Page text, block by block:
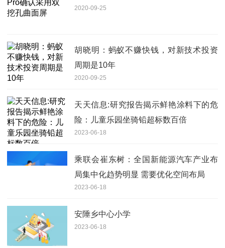
2020-09-25
胡晓明：蚂蚁不赚快钱，对新技术投资
周期是10年
2020-09-25
天天信息:研究报告揭示鲜艳涂料下的危
险：儿童乐园坐骑铅超标数百倍
2023-06-18
乘联会崔东树：全国新能源汽车产业布
局集中化趋势明显 需要优化空间布局
2023-06-18
安陲乡中心小学
2023-06-18